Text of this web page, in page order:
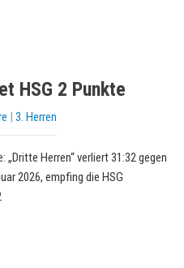
HSG 2 Punkte
| 3. Herren
Herren“ verliert 31:32 gegen
2026, empfing die HSG